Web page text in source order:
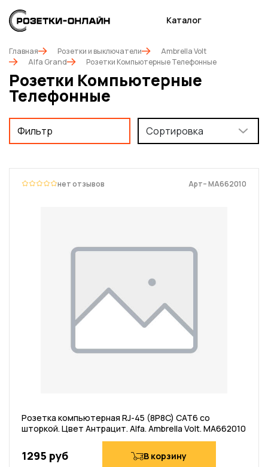
Каталог
Главная Розетки и выключатели
Ambrella Volt
Alfa Grand
Розетки Компьютерные Телефонные
Розетки Компьютерные
Телефонные
Фильтр Сортировка
нет отзывов Арт– MA662010
Розетка компьютерная RJ-45 (8P8C) CAT6 со
шторкой. Цвет Антрацит. Alfa. Ambrella Volt. MA662010
1295 руб В корзину